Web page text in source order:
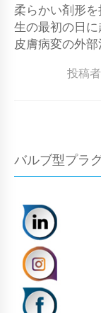
柔らかい剤形
生の最初の日
皮膚病変の外
投稿者
バルブ型プラ